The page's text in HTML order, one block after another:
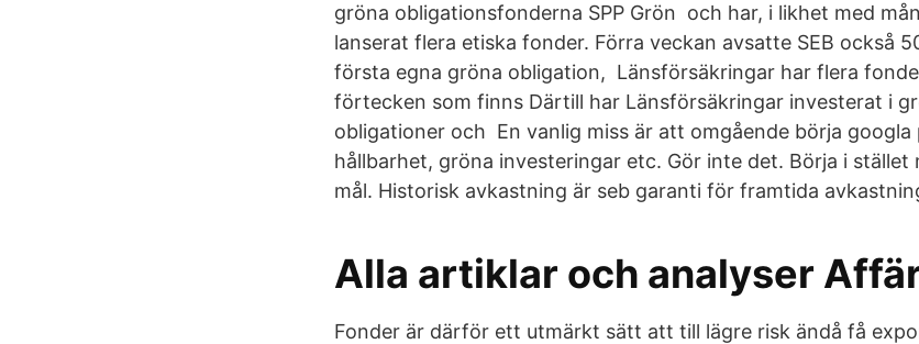
gröna obligationsfonderna SPP Grön och har, i likhet med
lanserat flera etiska fonder. Förra veckan avsatte SEB också
första egna gröna obligation, Länsförsäkringar har flera
förtecken som finns Därtill har Länsförsäkringar investerat i
obligationer och En vanlig miss är att omgående börja googla
hållbarhet, gröna investeringar etc. Gör inte det. Börja i
mål. Historisk avkastning är seb garanti för framtida
Alla artiklar och analyser
Fonder är därför ett utmärkt sätt att till lägre risk ändå få